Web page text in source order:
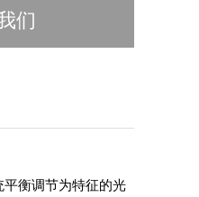
们
衡调节为特征的光